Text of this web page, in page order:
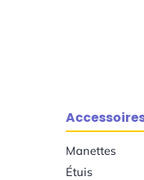
Manettes
Étuis